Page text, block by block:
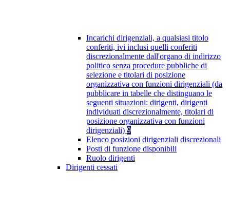
Incarichi dirigenziali, a qualsiasi titolo
conferiti, ivi inclusi quelli conferiti
discrezionalmente dall'organo di indirizzo
politico senza procedure pubbliche di
selezione e titolari di posizione
organizzativa con funzioni dirigenziali (da
pubblicare in tabelle che distinguano le
seguenti situazioni: dirigenti, dirigenti
individuati discrezionalmente, titolari di
posizione organizzativa con funzioni
dirigenziali) 9
Elenco posizioni dirigenziali discrezionali
Posti di funzione disponibili
Ruolo dirigenti
Dirigenti cessati